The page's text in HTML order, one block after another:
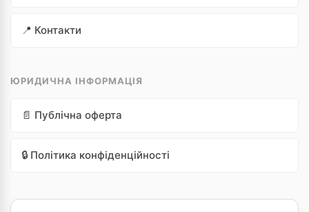
📍 Контакти
ЮРИДИЧНА ІНФОРМАЦІЯ
📄 Публічна оферта
🔒 Політика конфіденційності